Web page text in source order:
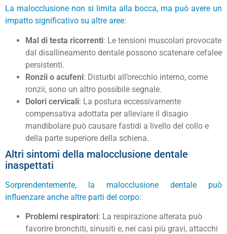
La malocclusione non si limita alla bocca, ma può avere un
impatto significativo su altre aree:
Mal di testa ricorrenti: Le tensioni muscolari provocate
dal disallineamento dentale possono scatenare cefalee
persistenti.
Ronzii o acufeni: Disturbi all’orecchio interno, come
ronzii, sono un altro possibile segnale.
Dolori cervicali: La postura eccessivamente
compensativa adottata per alleviare il disagio
mandibolare può causare fastidi a livello del collo e
della parte superiore della schiena.
Altri sintomi della malocclusione dentale
inaspettati
Sorprendentemente, la malocclusione dentale può
influenzare anche altre parti del corpo:
Problemi respiratori: La respirazione alterata può
favorire bronchiti, sinusiti e, nei casi più gravi, attacchi